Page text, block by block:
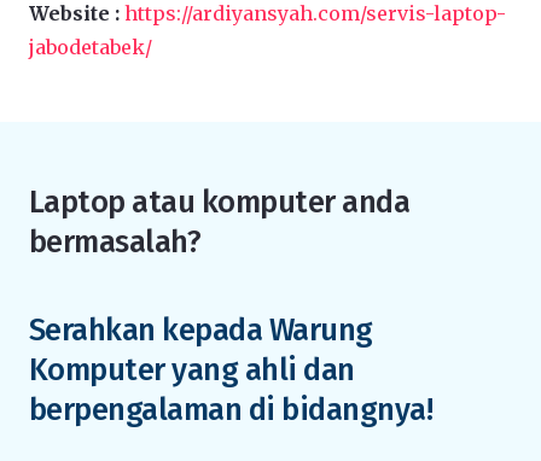
Website : https://ardiyansyah.com/servis-laptop-
jabodetabek/
Laptop atau komputer anda
bermasalah?
Serahkan kepada Warung
Komputer yang ahli dan
berpengalaman di bidangnya!